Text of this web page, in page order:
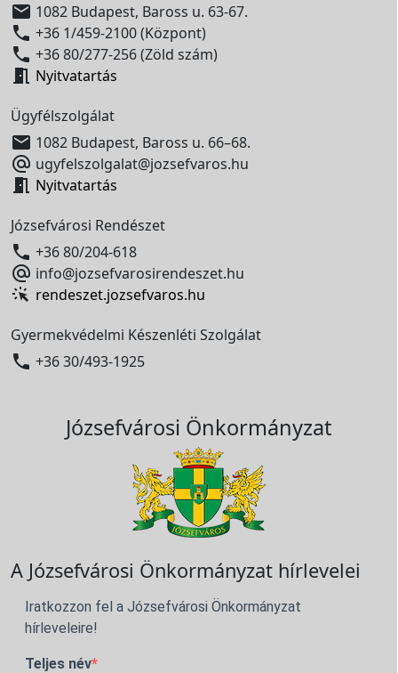
 1082 Budapest, Baross u. 63-67.
 +36 1/459-2100 (Központ)
 +36 80/277-256 (Zöld szám)
 Nyitvatartás
Ügyfélszolgálat
 1082 Budapest, Baross u. 66–68.
 ugyfelszolgalat@jozsefvaros.hu
 Nyitvatartás
Józsefvárosi Rendészet
 +36 80/204-618
 info@jozsefvarosirendeszet.hu
rendeszet.jozsefvaros.hu
Gyermekvédelmi Készenléti Szolgálat
 +36 30/493-1925
Józsefvárosi Önkormányzat
A Józsefvárosi Önkormányzat hírlevelei
Iratkozzon fel a Józsefvárosi Önkormányzat
hírleveleire!
Teljes név